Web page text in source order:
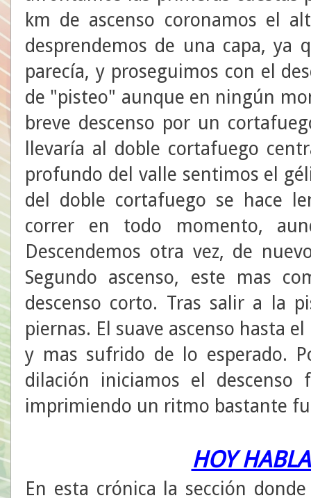
km de ascenso coronamos el
desprendemos de una capa,
parecía, y proseguimos con el
de "pisteo" aunque en ningún
breve descenso por un
llevaría al doble cortafuego
profundo del valle sentimos el
del doble cortafuego se hace
correr en todo momento,
Descendemos otra vez, de
Segundo ascenso, este mas
descenso corto. Tras salir a la
piernas. El suave ascenso hasta
y mas sufrido de lo esperado.
dilación iniciamos el descenso
imprimiendo un ritmo bastante
HOY
En esta crónica la sección